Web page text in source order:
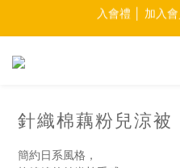
免運費 │ 滿
入會禮 │ 加入
免運費 │ 滿
針織棉藕粉兒涼被
簡約日系風格，